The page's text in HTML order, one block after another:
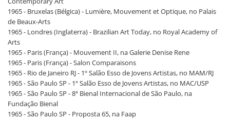
1965 - Bruxelas (Bélgica) - Lumière, Mouvement et Optique, no Palais
de Beaux-Arts
1965 - Londres (Inglaterra) - Brazilian Art Today, no Royal Academy of
Arts
1965 - Paris (França) - Mouvement II, na Galerie Denise Rene
1965 - Paris (França) - Salon Comparaisons
1965 - Rio de Janeiro RJ - 1º Salão Esso de Jovens Artistas, no MAM/RJ
1965 - São Paulo SP - 1º Salão Esso de Jovens Artistas, no MAC/USP
1965 - São Paulo SP - 8ª Bienal Internacional de São Paulo, na
Fundação Bienal
1965 - São Paulo SP - Proposta 65, na Faap